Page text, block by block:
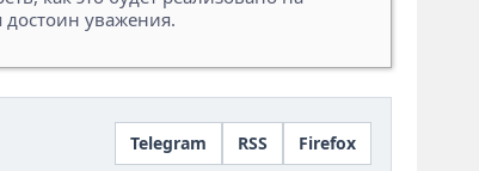
достоин уважения.
Telegram RSS Firefox